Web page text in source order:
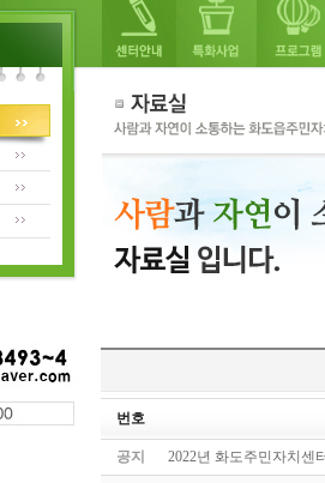
번호
공지 2022년 화도주민자치센